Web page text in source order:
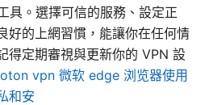
具。選擇可信的服務、設定正
好的上網習慣，能讓你在任何情
得定期審視與更新你的 VPN 設
vpn 微软 edge 浏览器使用
和安